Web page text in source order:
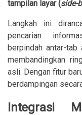
tampilan layar (side-
Langkah ini
pencarian
berpindah antar-
membandingkan
asli. Dengan fitur
berdampingan
Integrasi